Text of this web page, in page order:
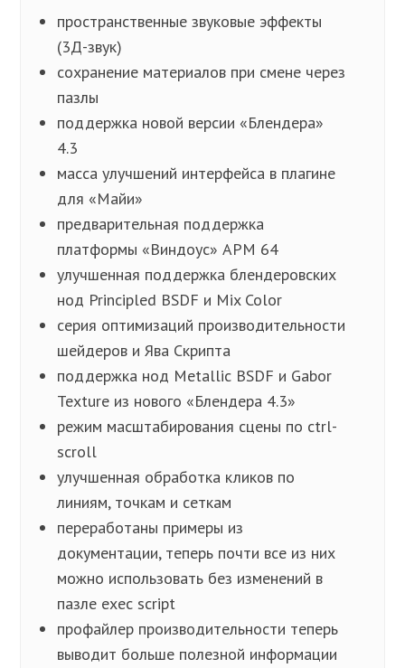
пространственные звуковые эффекты
(3Д-звук)
сохранение материалов при смене через
пазлы
поддержка новой версии «Блендера»
4.3
масса улучшений интерфейса в плагине
для «Майи»
предварительная поддержка
платформы «Виндоус» АРМ 64
улучшенная поддержка блендеровских
нод Principled BSDF и Mix Color
серия оптимизаций производительности
шейдеров и Ява Скрипта
поддержка нод Metallic BSDF и Gabor
Texture из нового «Блендера 4.3»
режим масштабирования сцены по ctrl-
scroll
улучшенная обработка кликов по
линиям, точкам и сеткам
переработаны примеры из
документации, теперь почти все из них
можно использовать без изменений в
пазле exec script
профайлер производительности теперь
выводит больше полезной информации